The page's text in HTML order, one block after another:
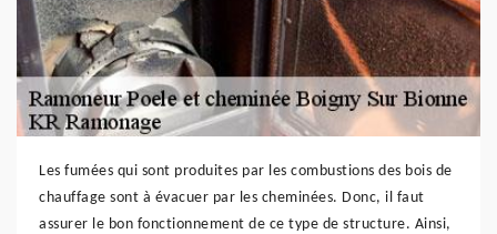
Les fumées qui sont produites par les combustions des bois de
chauffage sont à évacuer par les cheminées. Donc, il faut
assurer le bon fonctionnement de ce type de structure. Ainsi,